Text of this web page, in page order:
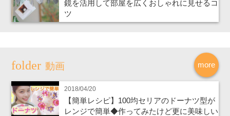
鏡を活用して部屋を広くおしゃれに見せるコ
ツ
more
動画
2018/04/20
【簡単レシピ】100均セリアのドーナツ型が
レンジで簡単◆作ってみたけど更に美味しい